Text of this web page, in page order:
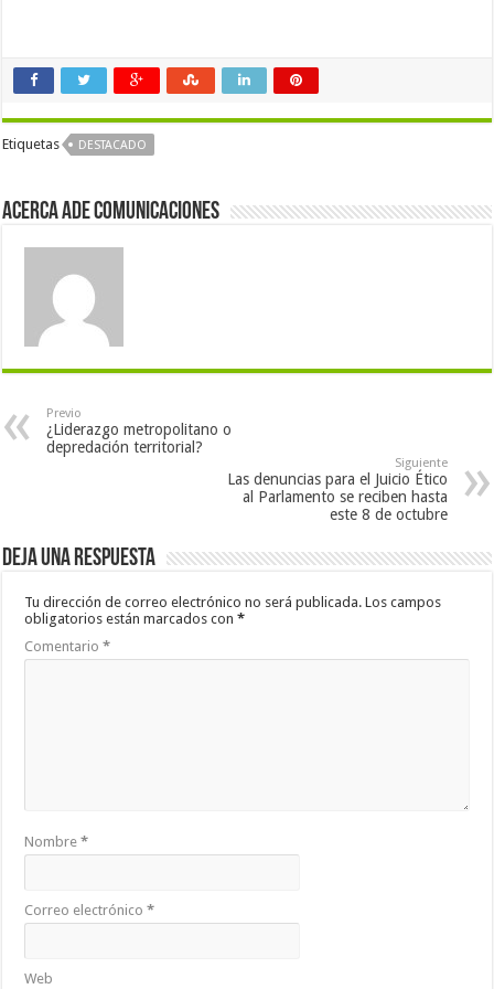
Etiquetas DESTACADO
Acerca Ade Comunicaciones
Previo
¿Liderazgo metropolitano o
depredación territorial?
Siguiente
Las denuncias para el Juicio Ético
al Parlamento se reciben hasta
este 8 de octubre
Deja una respuesta
Tu dirección de correo electrónico no será publicada. Los campos
obligatorios están marcados con*
Comentario*
Nombre*
Correo electrónico*
Web